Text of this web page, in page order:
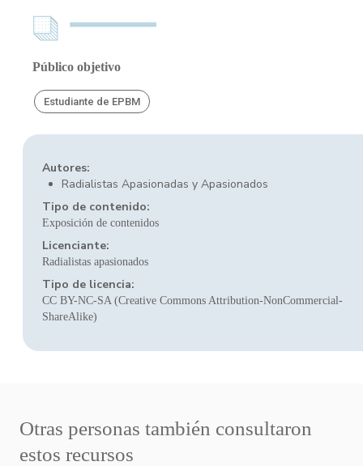
Público objetivo
Estudiante de EPBM
Autores:
Radialistas Apasionadas y Apasionados
Tipo de contenido:
Exposición de contenidos
Licenciante:
Radialistas apasionados
Tipo de licencia:
CC BY-NC-SA (Creative Commons Attribution-NonCommercial-
ShareAlike)
Otras personas también consultaron
estos recursos